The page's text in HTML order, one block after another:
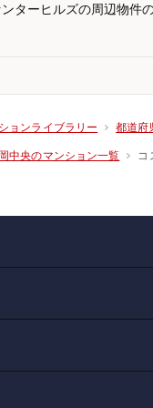
ターヒルズの周辺物件
ョンライブラリー 都道府
中央のマンション一覧 コ